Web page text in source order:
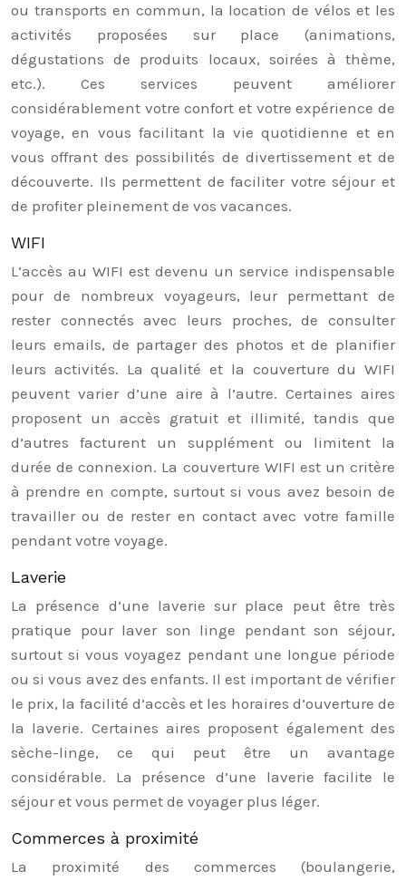
ou transports en commun, la location de vélos et les
activités proposées sur place (animations,
dégustations de produits locaux, soirées à thème,
etc.). Ces services peuvent améliorer
considérablement votre confort et votre expérience de
voyage, en vous facilitant la vie quotidienne et en
vous offrant des possibilités de divertissement et de
découverte. Ils permettent de faciliter votre séjour et
de profiter pleinement de vos vacances.
WIFI
L’accès au WIFI est devenu un service indispensable
pour de nombreux voyageurs, leur permettant de
rester connectés avec leurs proches, de consulter
leurs emails, de partager des photos et de planifier
leurs activités. La qualité et la couverture du WIFI
peuvent varier d’une aire à l’autre. Certaines aires
proposent un accès gratuit et illimité, tandis que
d’autres facturent un supplément ou limitent la
durée de connexion. La couverture WIFI est un critère
à prendre en compte, surtout si vous avez besoin de
travailler ou de rester en contact avec votre famille
pendant votre voyage.
Laverie
La présence d’une laverie sur place peut être très
pratique pour laver son linge pendant son séjour,
surtout si vous voyagez pendant une longue période
ou si vous avez des enfants. Il est important de vérifier
le prix, la facilité d’accès et les horaires d’ouverture de
la laverie. Certaines aires proposent également des
sèche-linge, ce qui peut être un avantage
considérable. La présence d’une laverie facilite le
séjour et vous permet de voyager plus léger.
Commerces à proximité
La proximité des commerces (boulangerie,